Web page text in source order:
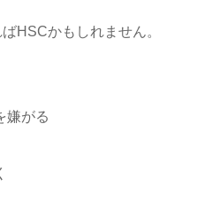
HSCかもしれません。
嫌がる